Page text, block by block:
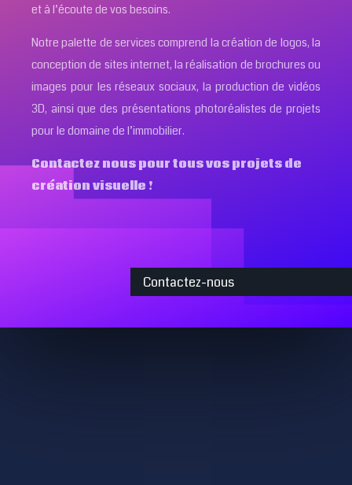
et à l’écoute de vos besoins.
Notre palette de services comprend la création de logos, la
conception de sites internet, la réalisation de brochures ou
images pour les réseaux sociaux, la production de vidéos
3D, ainsi que des présentations photoréalistes de projets
pour le domaine de l’immobilier.
Contactez nous pour tous vos projets de
création visuelle !
Contactez-nous